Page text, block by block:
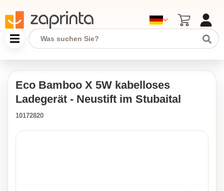
Eco Bamboo X 5W kabelloses
Ladegerät - Neustift im Stubaital
10172820